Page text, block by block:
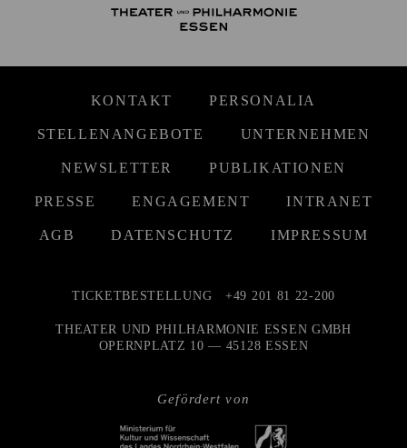
KONTAKT PERSONALIA
STELLENANGEBOTE UNTERNEHMEN
NEWSLETTER PUBLIKATIONEN
PRESSE ENGAGEMENT INTRANET
AGB DATENSCHUTZ IMPRESSUM
Gefördert von
TICKETBESTELLUNG +49 201 81 22-200
THEATER UND PHILHARMONIE ESSEN GMBH
OPERNPLATZ 10 — 45128 ESSEN